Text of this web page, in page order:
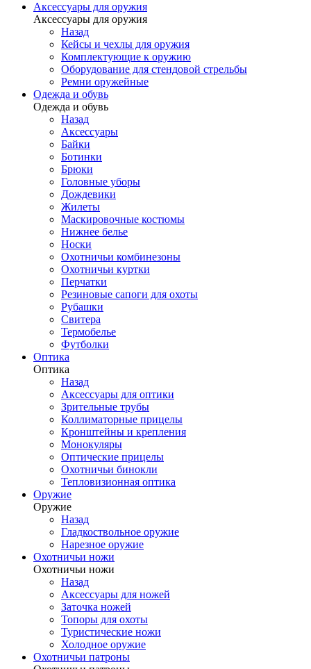
Аксессуары для оружия
Аксессуары для оружия
Назад
Кейсы и чехлы для оружия
Комплектующие к оружию
Оборудование для стендовой стрельбы
Ремни оружейные
Одежда и обувь
Одежда и обувь
Назад
Аксессуары
Байки
Ботинки
Брюки
Головные уборы
Дождевики
Жилеты
Маскировочные костюмы
Нижнее белье
Носки
Охотничьи комбинезоны
Охотничьи куртки
Перчатки
Резиновые сапоги для охоты
Рубашки
Свитера
Термобелье
Футболки
Оптика
Оптика
Назад
Аксессуары для оптики
Зрительные трубы
Коллиматорные прицелы
Кронштейны и крепления
Монокуляры
Оптические прицелы
Охотничьи бинокли
Тепловизионная оптика
Оружие
Оружие
Назад
Гладкоствольное оружие
Нарезное оружие
Охотничьи ножи
Охотничьи ножи
Назад
Аксессуары для ножей
Заточка ножей
Топоры для охоты
Туристические ножи
Холодное оружие
Охотничьи патроны